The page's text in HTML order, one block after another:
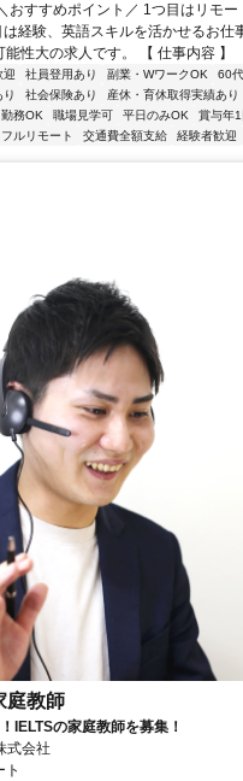
おすすめポイント／ 1つ目はリモ
経験、英語スキルを活かせるお仕
能性大の求人です。 【 仕事内容 】
迎 社員登用あり 副業・WワークOK
60
社会保険あり 産休・育休取得実績あり
務OK 職場見学可 平日のみOK 賞与年1
フルリモート 交通費全額支給 経験者歓迎
庭教師
IELTSの家庭教師を募集！
式会社
ト